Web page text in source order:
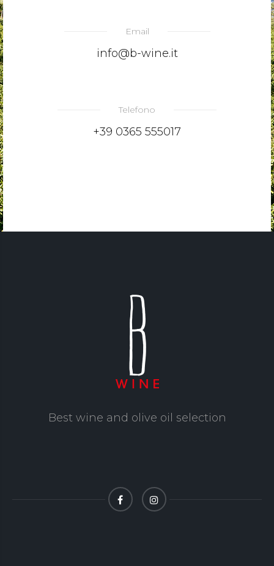
Email
info@b-wine.it
Telefono
+39 0365 555017
Best wine and olive oil selection